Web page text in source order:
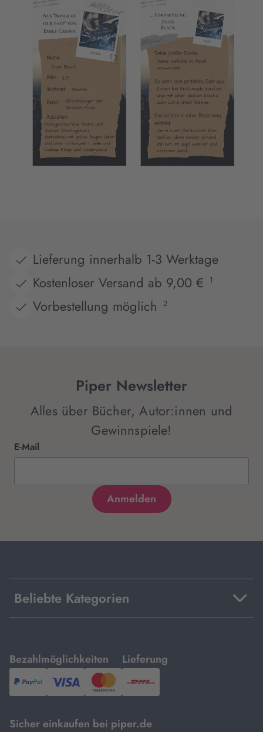
Lieferung innerhalb 1-3 Werktage
Kostenloser Versand ab 9,00 €
1
Vorbestellung möglich 2
Piper Newsletter
Alles über Bücher, Autor:innen und
Gewinnspiele!
E-Mail
Beliebte Kategorien
Bezahlmöglichkeiten
mit
PayPal,Visa
und
Lieferung
mit
DHL.
Sicher einkaufen bei piper.de